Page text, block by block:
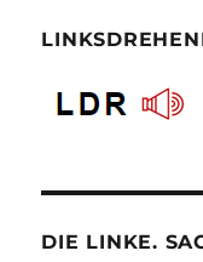
DIE LINKE.